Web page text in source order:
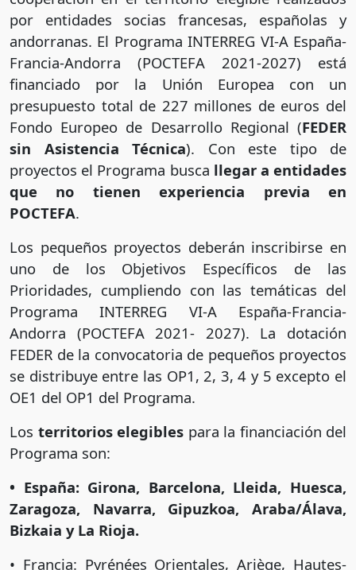
por entidades socias francesas, españolas y
andorranas. El Programa INTERREG VI-A España-
Francia-Andorra (POCTEFA 2021-2027) está
financiado por la Unión Europea con un
presupuesto total de 227 millones de euros del
Fondo Europeo de Desarrollo Regional (FEDER
sin Asistencia Técnica). Con este tipo de
proyectos el Programa busca llegar a entidades
que no tienen experiencia previa en
POCTEFA.
Los pequeños proyectos deberán inscribirse en
uno de los Objetivos Específicos de las
Prioridades, cumpliendo con las temáticas del
Programa INTERREG VI-A España-Francia-
Andorra (POCTEFA 2021- 2027). La dotación
FEDER de la convocatoria de pequeños proyectos
se distribuye entre las OP1, 2, 3, 4 y 5 excepto el
OE1 del OP1 del Programa.
Los territorios elegibles para la financiación del
Programa son:
• España: Girona, Barcelona, Lleida, Huesca,
Zaragoza, Navarra, Gipuzkoa, Araba/Álava,
Bizkaia y La Rioja.
• Francia: Pyrénées Orientales, Ariège, Hautes-